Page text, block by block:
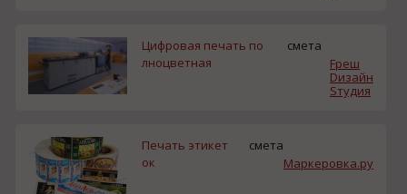
Цифровая печать по
лноцветная
смета
Fреш
Dизайн
Sтудия
Печать этикет
ок
смета
Маркеровка.ру